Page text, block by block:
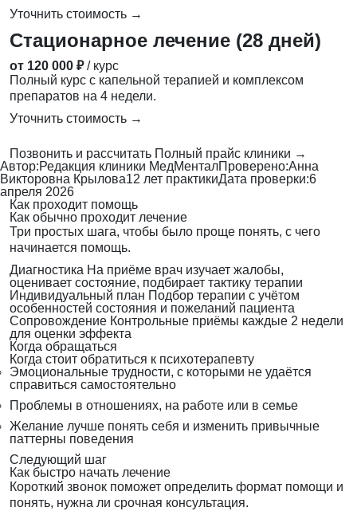
Уточнить стоимость →
Стационарное лечение (28 дней)
от 120 000 ₽ / курс
Полный курс с капельной терапией и комплексом
препаратов на 4 недели.
Уточнить стоимость →
Позвонить и рассчитать Полный прайс клиники →
Автор:Редакция клиники МедМенталПроверено:Анна
Викторовна Крылова12 лет практикиДата проверки:6
апреля 2026
Как проходит помощь
Как обычно проходит лечение
Три простых шага, чтобы было проще понять, с чего
начинается помощь.
Диагностика На приёме врач изучает жалобы,
оценивает состояние, подбирает тактику терапии
Индивидуальный план Подбор терапии с учётом
особенностей состояния и пожеланий пациента
Сопровождение Контрольные приёмы каждые 2 недели
для оценки эффекта
Когда обращаться
Когда стоит обратиться к психотерапевту
Эмоциональные трудности, с которыми не удаётся
справиться самостоятельно
Проблемы в отношениях, на работе или в семье
Желание лучше понять себя и изменить привычные
паттерны поведения
Следующий шаг
Как быстро начать лечение
Короткий звонок поможет определить формат помощи и
понять, нужна ли срочная консультация.